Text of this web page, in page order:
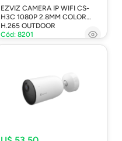
EZVIZ CAMERA IP WIFI CS-
H3C 1080P 2.8MM COLOR
H.265 OUTDOOR
Cód: 8201